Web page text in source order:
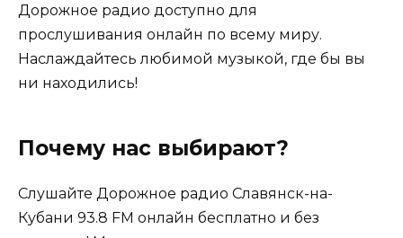
Дорожное радио доступно для
прослушивания онлайн по всему миру.
Наслаждайтесь любимой музыкой, где бы вы
ни находились!
Почему нас выбирают?
Слушайте Дорожное радио Славянск-на-
Кубани 93.8 FM онлайн бесплатно и без